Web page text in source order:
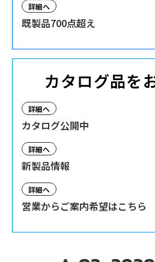
詳細へ
既製品700点超え
カタログ品を
詳細へ
カタログ公開中
詳細へ
新製品情報
詳細へ
営業からご案内希望はこちら